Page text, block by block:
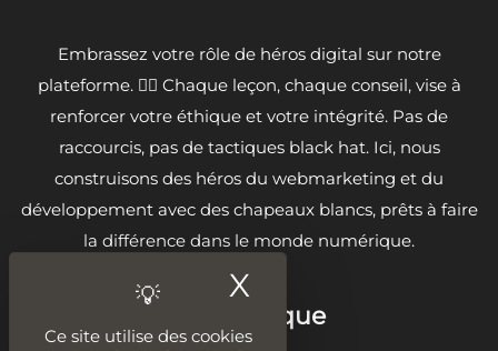
Embrassez votre rôle de héros digital sur notre
plateforme. 🦸‍♂️ Chaque leçon, chaque conseil, vise à
renforcer votre éthique et votre intégrité. Pas de
raccourcis, pas de tactiques black hat. Ici, nous
construisons des héros du webmarketing et du
développement avec des chapeaux blancs, prêts à faire
la différence dans le monde numérique.
Sur la même thématique
Ce site utilise des cookies
X